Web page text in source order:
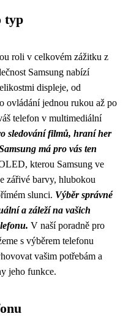
typ
roli v celkovém zážitku z
Samsung nabízí
displeje, od
ovládání jednou rukou až po
telefon v multimediální
sledování filmů, hraní her
má pro vás ten
kterou Samsung ve
zářivé barvy, hlubokou
slunci. Výběr správné
a záleží na vašich
V naší poradně pro
s výběrem telefonu
vašim potřebám a
jeho funkce.